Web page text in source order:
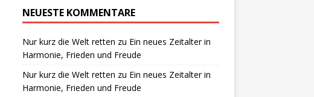
NEUESTE KOMMENTARE
Nur kurz die Welt retten zu Ein neues Zeitalter in
Harmonie, Frieden und Freude
Nur kurz die Welt retten zu Ein neues Zeitalter in
Harmonie, Frieden und Freude